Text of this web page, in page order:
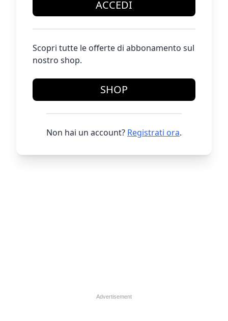
ACCEDI
Scopri tutte le offerte di abbonamento sul
nostro shop.
SHOP
Non hai un account? Registrati ora.